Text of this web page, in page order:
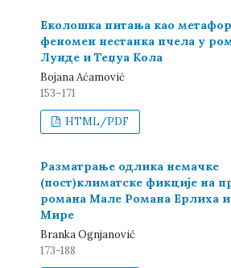
Еколошка питања као
феномен нестанка пчела у
Лунде и Теџуа Кола
Bojana Aćamović
153–171
HTML/PDF
Разматрање одлика немачке
(пост)климатске фикције на
романа Мале Романа Ерлиха
Мире
Branka Ognjanović
173-188